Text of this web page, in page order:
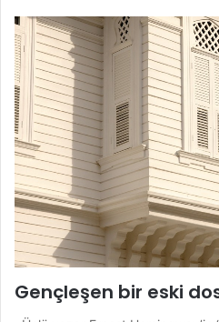
Gençleşen bir eski